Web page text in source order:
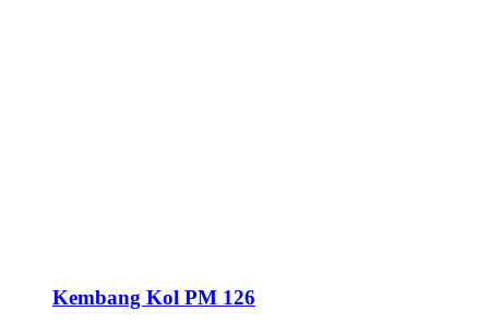
Kembang Kol PM 126